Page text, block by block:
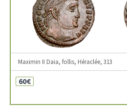
Maximin II Daia, follis, Héraclée, 313
60€